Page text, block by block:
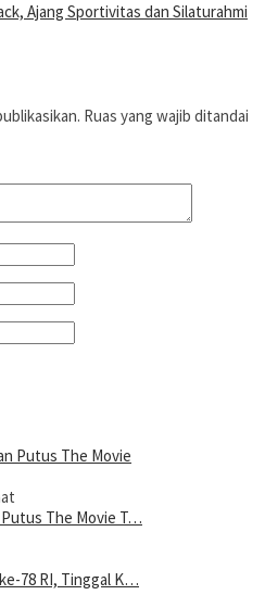
Ajang Sportivitas dan Silaturahmi
Ruas yang wajib ditandai
The Movie T…
78 RI, Tinggal K…